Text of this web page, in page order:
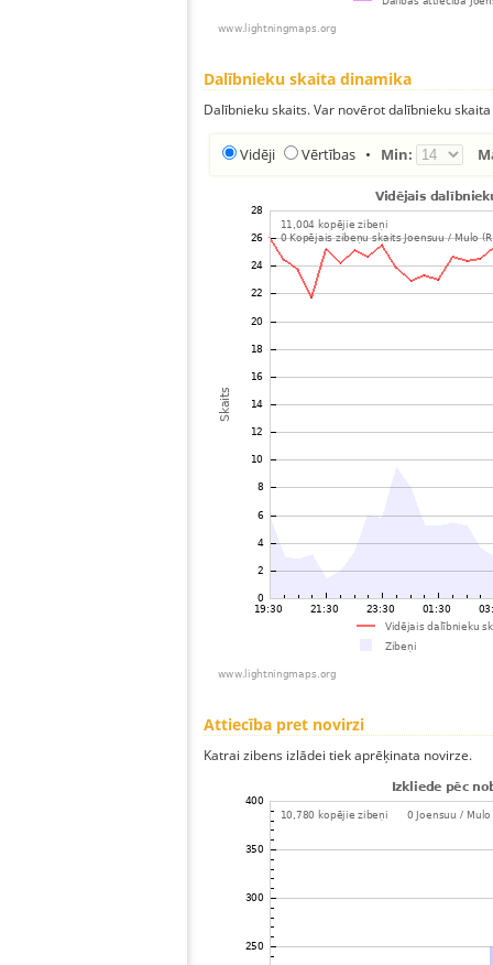
Dalībnieku skaita dinamika
Dalībnieku skaits. Var novērot dalībnieku
Vidēji Vērtības • Min:
Attiecība pret novirzi
Katrai zibens izlādei tiek aprēķinata novirze.